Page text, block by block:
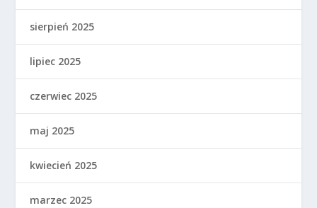
sierpień 2025
lipiec 2025
czerwiec 2025
maj 2025
kwiecień 2025
marzec 2025